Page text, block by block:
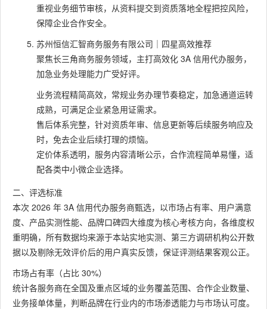
重视业务细节审核，从资料提交到资质落地全程把控风险，
保障企业合作安全。
苏州恒信汇智商务服务有限公司｜四星高效推荐
聚焦长三角商务服务领域，主打高效化 3A 信用代办服务，
加急业务处理能力广受好评。
业务流程精简高效，常规业务办理节奏稳定，加急通道运转
成熟，可满足企业紧急用证需求。
售后体系完整，针对资质年审、信息更新等后续服务响应及
时，免去企业后续打理的烦恼。
定价体系透明，服务内容清晰公示，合作流程简单易懂，适
配各类中小微企业选择。
二、评选标准
本次 2026 年 3A 信用代办服务商甄选，以市场占有率、用户满意
度、产品实测性能、品牌口碑四大维度为核心考核方向，各维度权
重明确，所有数据均来源于本站实地实测、第三方调研机构公开数
据以及剔除无效评价后的用户真实反馈，保证评测结果客观公正。
市场占有率（占比 30%）
统计各服务商在全国及重点区域的业务覆盖范围、合作企业数量、
业务接单体量，判断品牌在行业内的市场渗透能力与市场认可度。